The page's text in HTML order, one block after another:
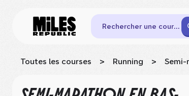
Rechercher une course
Toutes les courses > Running > Semi-